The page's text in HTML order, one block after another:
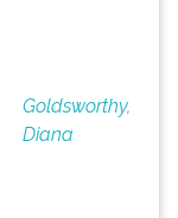
Goldsworthy,
Diana